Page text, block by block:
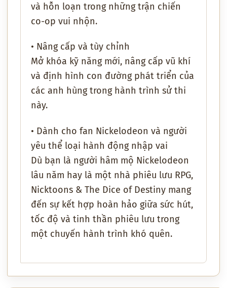
và hỗn loạn trong những trận chiến
co-op vui nhộn.
• Nâng cấp và tùy chỉnh
Mở khóa kỹ năng mới, nâng cấp vũ khí
và định hình con đường phát triển của
các anh hùng trong hành trình sử thi
này.
• Dành cho fan Nickelodeon và người
yêu thể loại hành động nhập vai
Dù bạn là người hâm mộ Nickelodeon
lâu năm hay là một nhà phiêu lưu RPG,
Nicktoons & The Dice of Destiny mang
đến sự kết hợp hoàn hảo giữa sức hút,
tốc độ và tinh thần phiêu lưu trong
một chuyến hành trình khó quên.